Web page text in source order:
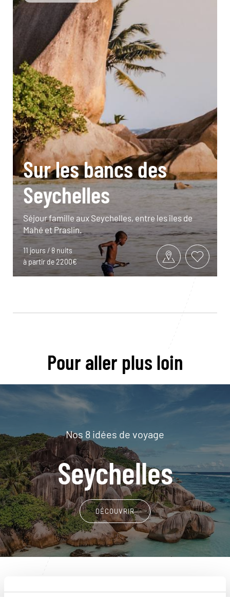
Sur les bancs des
Seychelles
Séjour famille aux Seychelles, entre les îles de
Mahé et Praslin.
11 jours / 8 nuits
à partir de 2200€
Pour aller plus loin
Nos 8 idées de voyage
Seychelles
DÉCOUVRIR